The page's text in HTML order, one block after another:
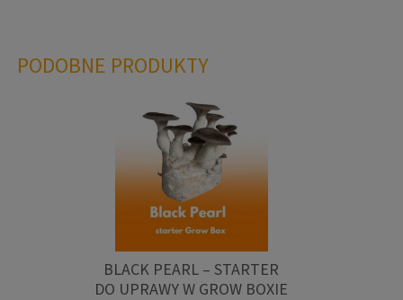
PODOBNE PRODUKTY
BLACK PEARL – STARTER
DO UPRAWY W GROW BOXIE